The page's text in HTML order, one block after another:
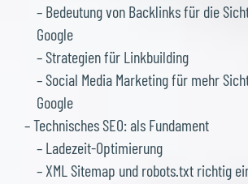
– Bedeutung von Backlinks für die
Google
– Strategien für Linkbuilding
– Social Media Marketing für mehr
Google
– Technisches SEO: als Fundament
– Ladezeit-Optimierung
– XML Sitemap und robots.txt richtig